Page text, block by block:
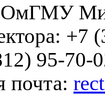
+7
95-70-
почта: